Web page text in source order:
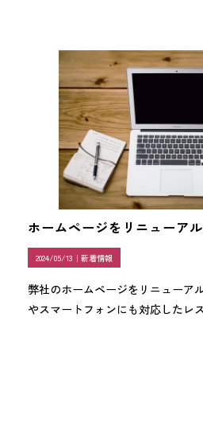
ホームページをリニューアル
2024/05/13｜ 新着情報
弊社のホームページをリニューア
やスマートフォンにも対応したレ